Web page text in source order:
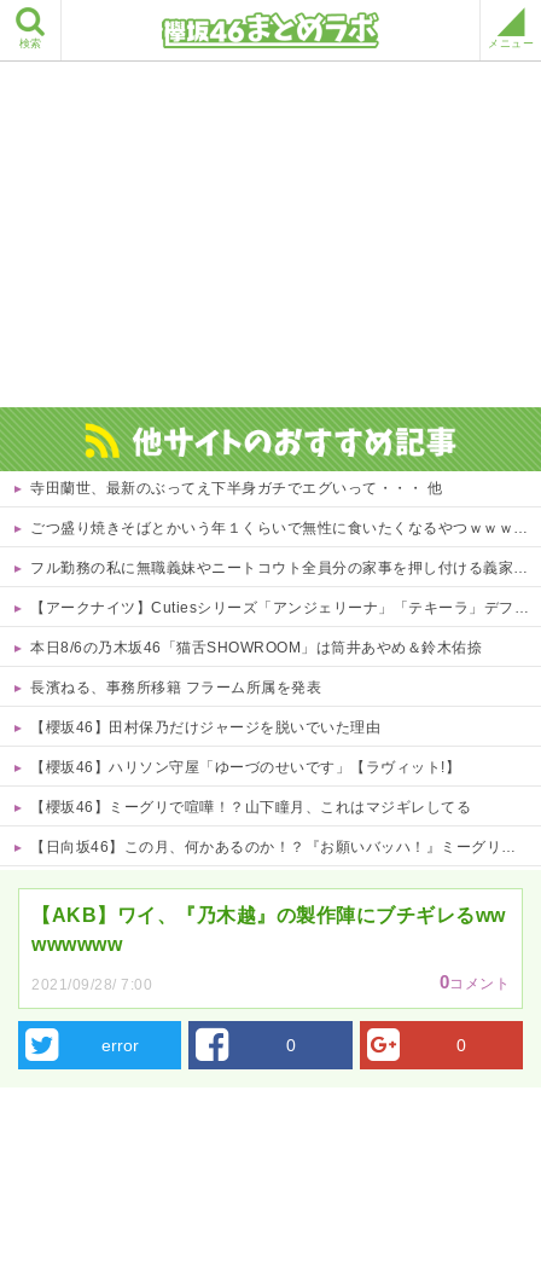
検索 メニュー
寺田蘭世、最新のぶってえ下半身ガチでエグいって・・・ 他
ごつ盛り焼きそばとかいう年１くらいで無性に食いたくなるやつｗｗｗｗｗｗｗｗ
フル勤務の私に無職義妹やニートコウト全員分の家事を押し付ける義家族！早朝4時起き生活に限界。ついに言い放った「強烈なド直球正論」に義一族阿鼻叫喚ｗｗ←怠け者どもに正論のナイフをグサリ
【アークナイツ】Cutiesシリーズ「アンジェリーナ」「テキーラ」デフォルメフィギュア【予約開始】
本日8/6の乃木坂46「猫舌SHOWROOM」は筒井あやめ＆鈴木佑捺
長濱ねる、事務所移籍 フラーム所属を発表
【櫻坂46】田村保乃だけジャージを脱いでいた理由
【櫻坂46】ハリソン守屋「ゆーづのせいです」【ラヴィット!】
【櫻坂46】ミーグリで喧嘩！？山下瞳月、これはマジギレしてる
【日向坂46】この月、何かあるのか！？『お願いバッハ！』ミーグリ日程がこちら
【AKB】ワイ、『乃木越』の製作陣にブチギレるww
wwwwww
2021/09/28/ 7:00 0コメント
error 0 0